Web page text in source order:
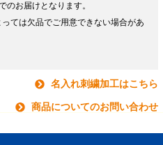
のお届けとなります。
ては欠品でご用意できない場合があ
名入れ刺繍加工はこちら
商品についてのお問い合わせ